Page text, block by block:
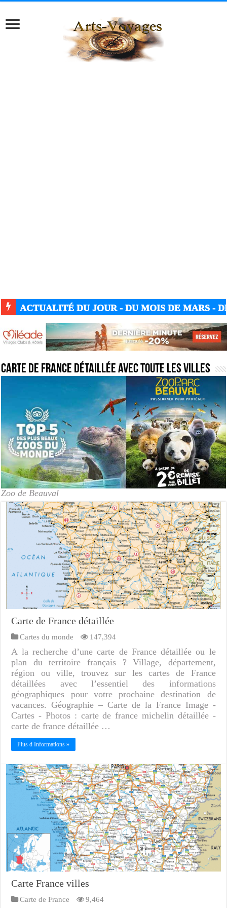
ACTUALITÉ DU JOUR - DU MOIS DE MARS -
Carte de France détaillée avec toute les villes
Zoo de Beauval
Carte de France détaillée
Cartes du monde 147,394
A la recherche d’une carte de France détaillée ou le
plan du territoire français ? Village, département,
région ou ville, trouvez sur les cartes de France
détaillées avec l’essentiel des informations
géographiques pour votre prochaine destination de
vacances. Géographie – Carte de la France Image -
Cartes - Photos : carte de france michelin détaillée -
carte de france détaillée …
Plus d Informations »
Carte France villes
Carte de France 9,464